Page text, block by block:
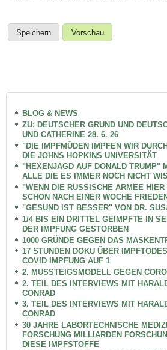
BLOG & NEWS
ZU: DEUTSCHER GRUND UND
UND CATHERINE 28. 6. 26
"DIE IMPFMÜDEN IMPFEN WIR
DIE JOHNS HOPKINS UNIVERSITÄT
"HEXENJAGD AUF DONALD TRUMP"
ALLE DIE ES IMMER NOCH NICHT
"WENN DIE RUSSISCHE ARMEE
SCHON NACH EINER WOCHE
"GESUND IST BESSER" VON DR.
1/4 BIS EIN DRITTEL GEIMPFTE IN
DER IMPFUNG GESTORBEN
1000 GRÜNDE GEGEN DAS
17 STUNDEN DOKU ÜBER
COVID IMPFUNG AUF 1
2. MUSSTEIGSMODELL GEGEN
2. TEIL DES INTERVIEWS MIT
CONRAD
3. TEIL DES INTERVIEWS MIT
CONRAD
30 JAHRE LABORTECHNISCHE
FORSCHUNG MILLIARDEN
DIESE IMPFSTOFFE